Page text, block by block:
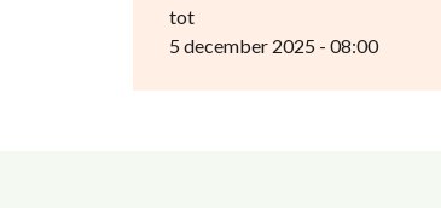
tot
5 december 2025 - 08:00